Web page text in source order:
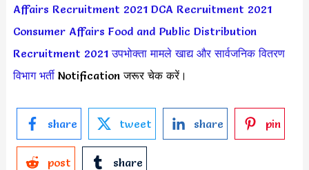
Affairs Recruitment 2021 DCA Recruitment 2021
Consumer Affairs Food and Public Distribution
Recruitment 2021 उपभोक्ता मामले खाद्य और सार्वजनिक वितरण
विभाग भर्तीNotification जरूर चेक करें।
share tweet share pin
post share